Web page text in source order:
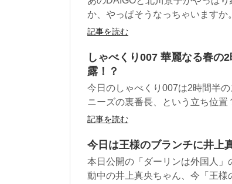
か、やっぱそうなっちゃいますか
記事を読む
しゃべくり007 華麗なる春の
露！？
今日のしゃべくり007は2時間半
ニーズの裏番長、という立ち位置
記事を読む
今日は王様のブランチに井上
本日公開の「ダーリンは外国人
動中の井上真央ちゃん、今「王様